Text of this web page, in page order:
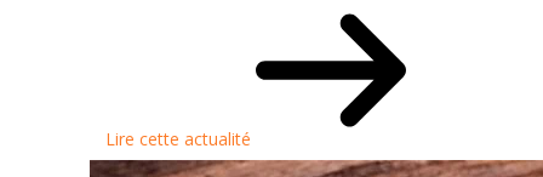
Lire cette actualité